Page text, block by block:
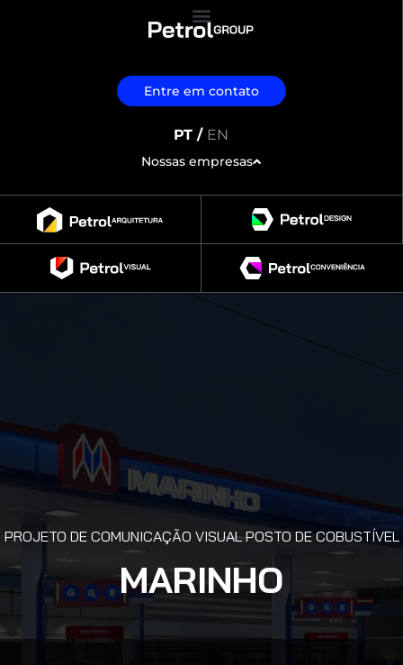
Entre em contato
PT / EN
Nossas empresas
PROJETO DE COMUNICAÇÃO VISUAL POSTO DE COBUSTÍVEL
MARINHO